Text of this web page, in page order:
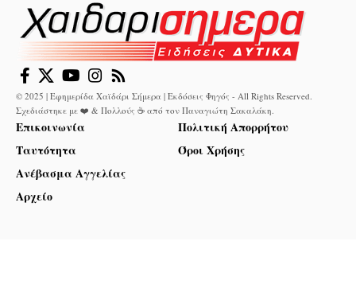
© 2025 | Εφημερίδα Χαϊδάρι Σήμερα | Εκδόσεις Φηγός - All Rights Reserved.
Σχεδιάστηκε με ❤️ & Πολλούς ☕ από τον Παναγιώτη Σακαλάκη
Επικοινωνία
Ταυτότητα
Ανέβασμα Αγγελίας
Αρχείο
Πολιτική Απορρήτου
Όροι Χρήσης